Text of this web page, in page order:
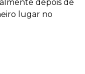
depois de
lugar no